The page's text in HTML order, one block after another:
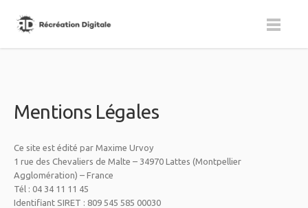
Mentions Légales
Ce site est édité par Maxime Urvoy
1 rue des Chevaliers de Malte – 34970 Lattes (Montpellier
Agglomération) – France
Tél : 04 34 11 11 45
Identifiant SIRET : 809 545 585 00030